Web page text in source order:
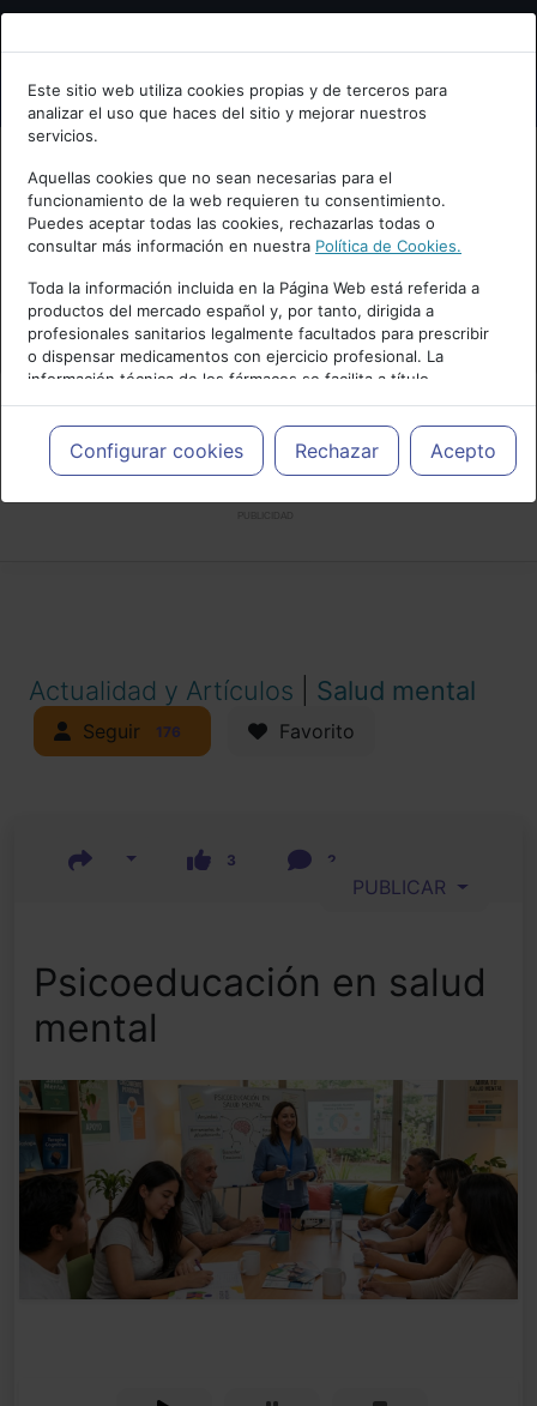
Bienvenid@ a psiquiatria.com
Escribe tu Email
Accede o regístrate con tu email.
Cancelar
Este sitio web utiliza cookies propias y de terceros para
analizar el uso que haces del sitio y mejorar nuestros
servicios.
Aquellas cookies que no sean necesarias para el
funcionamiento de la web requieren tu consentimiento.
Puedes aceptar todas las cookies, rechazarlas todas o
consultar más información en nuestra Política de Cookies.
Toda la información incluida en la Página Web está referida a
productos del mercado español y, por tanto, dirigida a
profesionales sanitarios legalmente facultados para prescribir
o dispensar medicamentos con ejercicio profesional. La
información técnica de los fármacos se facilita a título
meramente informativo, siendo responsabilidad de los
profesionales facultados prescribir medicamentos y decidir, en
cada caso concreto, el tratamiento más adecuado a las
necesidades del paciente.
Configurar cookies Rechazar Acepto
Actualidad y Artículos Salud mental
Seguir 176 Favorito
3 2
PUBLICAR
Psicoeducación en salud
mental